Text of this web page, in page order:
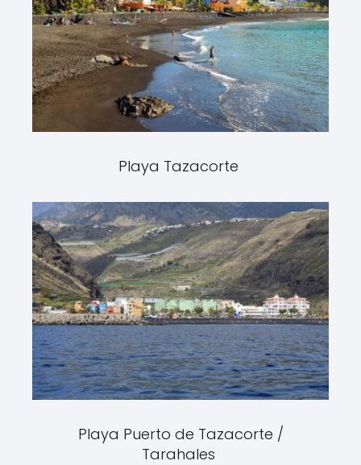
Playa Tazacorte
Playa Puerto de Tazacorte /
Tarahales